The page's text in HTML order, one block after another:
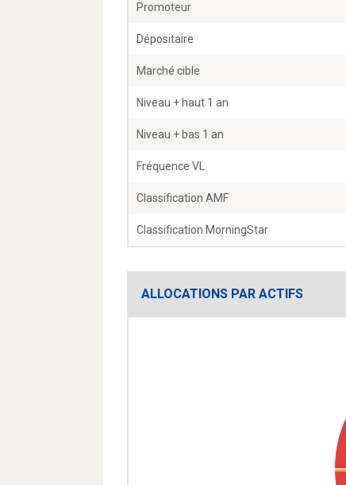
Promoteur
Dépositaire
Marché cible
Niveau + haut 1 an
Niveau + bas 1 an
Fréquence VL
Classification AMF
Classification MorningStar
ALLOCATIONS PAR ACTIFS